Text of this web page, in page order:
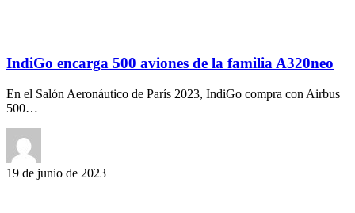
IndiGo encarga 500 aviones de la familia A320neo
En el Salón Aeronáutico de París 2023, IndiGo compra con Airbus
500…
19 de junio de 2023